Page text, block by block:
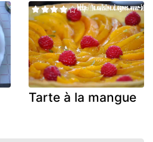
Tarte à la mangue